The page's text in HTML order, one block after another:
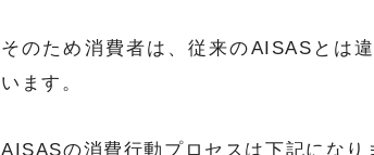
そのため消費者は、従来のAISASとは
います。
AISASの消費行動プロセスは下記になり